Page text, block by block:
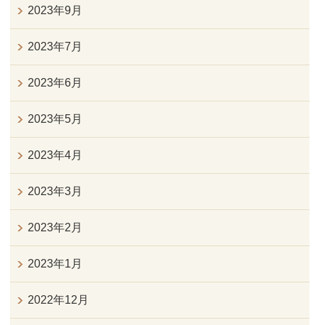
2023年9月
2023年7月
2023年6月
2023年5月
2023年4月
2023年3月
2023年2月
2023年1月
2022年12月